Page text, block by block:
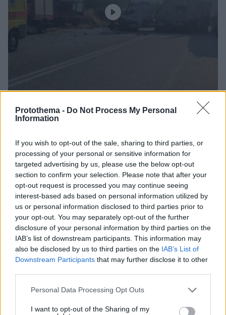
Protothema - Do Not Process My Personal
Information
If you wish to opt-out of the sale, sharing to third parties, or
processing of your personal or sensitive information for
targeted advertising by us, please use the below opt-out
section to confirm your selection. Please note that after your
opt-out request is processed you may continue seeing
interest-based ads based on personal information utilized by
us or personal information disclosed to third parties prior to
your opt-out. You may separately opt-out of the further
disclosure of your personal information by third parties on the
IAB’s list of downstream participants. This information may
also be disclosed by us to third parties on the IAB’s List of
Downstream Participants that may further disclose it to other
Please note that this website/app uses one or more Google
not limited to your visit or usage behaviour. You may click to
Personal Data Processing Opt Outs
I want to opt-out of the Sharing of my
Ο οδηγός του φορτηγού περιγράφει πώς έγινε το
τροχαίο με τους νεκρούς μάνα και γιο στις Σέρρες,
η 43χρονη και ο 21χρονος πήγαιναν μαζί για
δουλειά
Βόρεια Εύβοια: Οι 14 λίμνες που
γεννήθηκαν από εγκαταλελειμμένα
μεταλλεία δημιουργώντας ένα
μοναδικό οικοσύστημα, δείτε
αεροφωτογραφίες
07.08.2026, 15:58 31
Άγκυρα, Ριάντ και Ισλαμαμπάντ: Ο
Ανατολή ανοίγει τον δρόμο για το